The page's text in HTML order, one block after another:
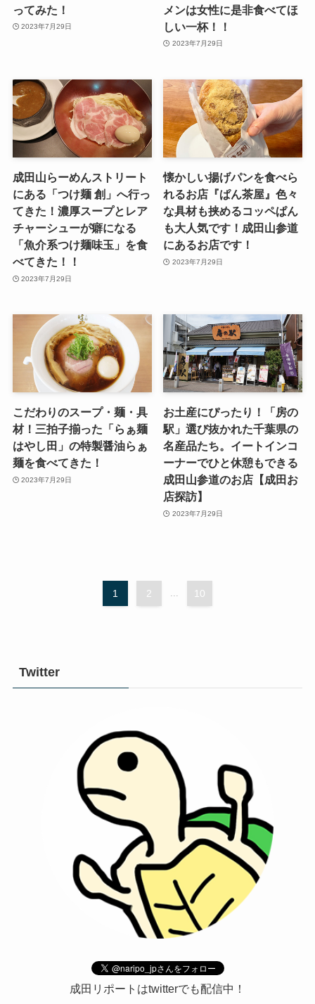
ってみた！
2023年7月29日
メンは女性に是非食べてほ
しい一杯！！
2023年7月29日
成田山らーめんストリート
にある「つけ麺 創」へ行っ
てきた！濃厚スープとレア
チャーシューが癖になる
「魚介系つけ麺味玉」を食
べてきた！！
2023年7月29日
懐かしい揚げパンを食べら
れるお店『ぱん茶屋』色々
な具材も挟めるコッペぱん
も大人気です！成田山参道
にあるお店です！
2023年7月29日
こだわりのスープ・麺・具
材！三拍子揃った「らぁ麺
はやし田」の特製醤油らぁ
麺を食べてきた！
2023年7月29日
お土産にぴったり！「房の
駅」選び抜かれた千葉県の
名産品たち。イートインコ
ーナーでひと休憩もできる
成田山参道のお店【成田お
店探訪】
2023年7月29日
1 2 ... 10
Twitter
成田リポートはtwitterでも配信中！